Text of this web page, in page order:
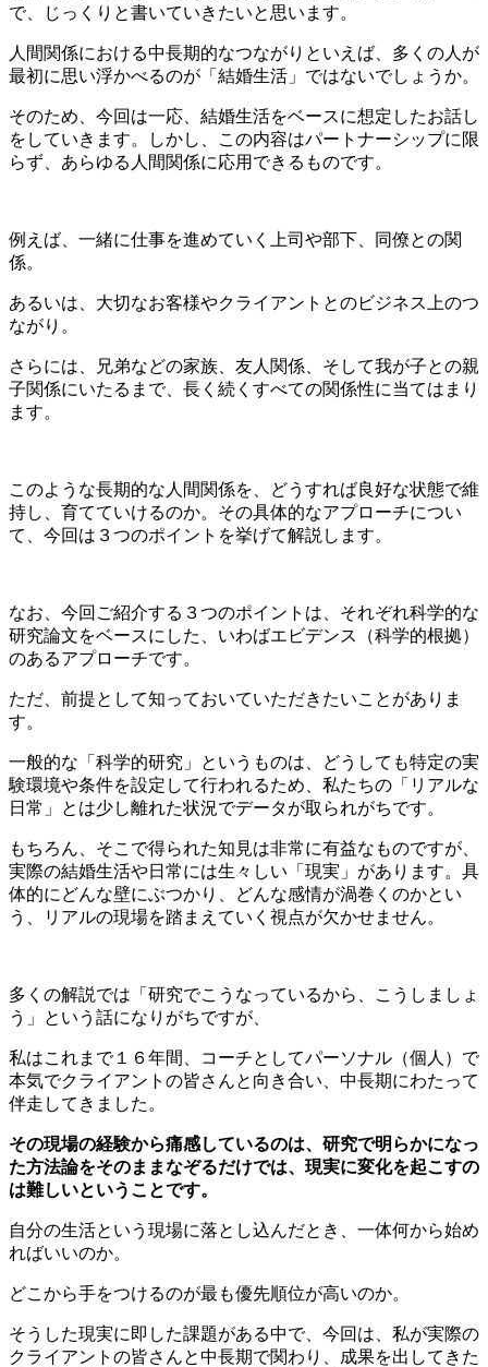
で、じっくりと書いていきたいと思います。
人間関係における中長期的なつながりといえば、多くの人が
最初に思い浮かべるのが「結婚生活」ではないでしょうか。
そのため、今回は一応、結婚生活をベースに想定したお話し
をしていきます。しかし、この内容はパートナーシップに限
らず、あらゆる人間関係に応用できるものです。
例えば、一緒に仕事を進めていく上司や部下、同僚との関
係。
あるいは、大切なお客様やクライアントとのビジネス上のつ
ながり。
さらには、兄弟などの家族、友人関係、そして我が子との親
子関係にいたるまで、長く続くすべての関係性に当てはまり
ます。
このような長期的な人間関係を、どうすれば良好な状態で維
持し、育てていけるのか。その具体的なアプローチについ
て、今回は３つのポイントを挙げて解説します。
なお、今回ご紹介する３つのポイントは、それぞれ科学的な
研究論文をベースにした、いわばエビデンス（科学的根拠）
のあるアプローチです。
ただ、前提として知っておいていただきたいことがありま
す。
一般的な「科学的研究」というものは、どうしても特定の実
験環境や条件を設定して行われるため、私たちの「リアルな
日常」とは少し離れた状況でデータが取られがちです。
もちろん、そこで得られた知見は非常に有益なものですが、
実際の結婚生活や日常には生々しい「現実」があります。具
体的にどんな壁にぶつかり、どんな感情が渦巻くのかとい
う、リアルの現場を踏まえていく視点が欠かせません。
多くの解説では「研究でこうなっているから、こうしましょ
う」という話になりがちですが、
私はこれまで１６年間、コーチとしてパーソナル（個人）で
本気でクライアントの皆さんと向き合い、中長期にわたって
伴走してきました。
その現場の経験から痛感しているのは、研究で明らかになっ
た方法論をそのままなぞるだけでは、現実に変化を起こすの
は難しいということです。
自分の生活という現場に落とし込んだとき、一体何から始め
ればいいのか。
どこから手をつけるのが最も優先順位が高いのか。
そうした現実に即した課題がある中で、今回は、私が実際の
クライアントの皆さんと中長期で関わり、成果を出してきた